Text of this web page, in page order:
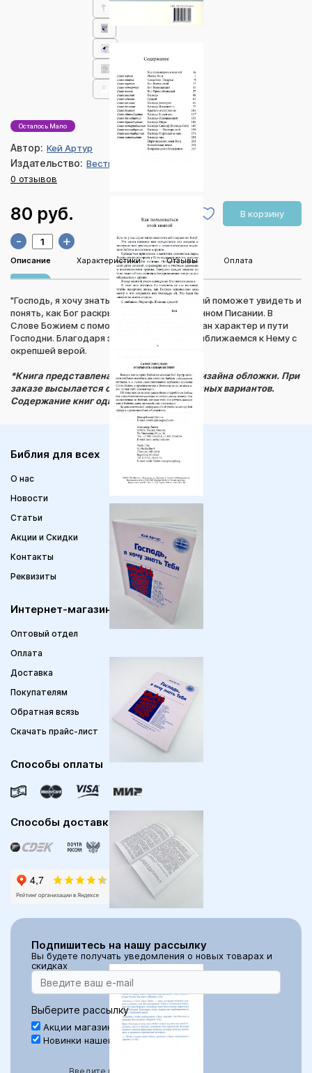
Осталось Мало
Автор: Кей Артур
Издательство: Весть
0 отзывов
80 руб. В корзину
- +
Описание Характеристики Отзывы Оплата
"Господь, я хочу знать Тебя" - курс, который поможет увидеть и
понять, как Бог раскрывает Себя в Священном Писании. В
Слове Божием с помощью имен Бога описан характер и пути
Господни. Благодаря этому знанию мы приближаемся к Нему с
окрепшей верой.
*Книга представлена в двух вариантах дизайна обложки. При
заказе высылается один из представленных вариантов.
Содержание книг одинаковое.
Библия для всех
О нас
Новости
Статьи
Акции и Скидки
Контакты
Реквизиты
Интернет-магазин
Оптовый отдел
Оплата
Доставка
Покупателям
Обратная всязь
Скачать прайс-лист
Способы оплаты
Способы доставки
Подпишитесь на нашу рассылку
Вы будете получать уведомления о новых товарах и
скидках
Выберите рассылку
Акции магазина Библия для всех
Новинки нашего магазина